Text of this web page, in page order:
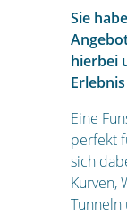
Sie
hierbei
Eine
perfekt
sich
Kurven,
Tunneln